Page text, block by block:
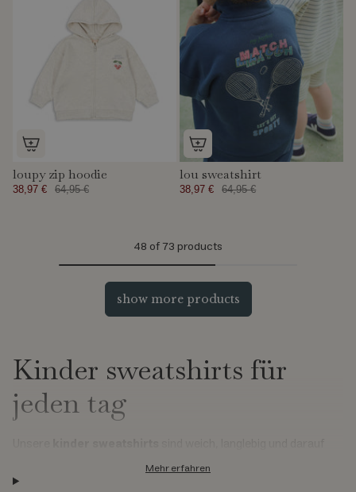
loupy zip hoodie
38,97 € 64,95 €
lou sweatshirt
38,97 € 64,95 €
48 of 73 products
show more products
Mehr erfahren
Kinder sweatshirts für
jeden tag
ausgelegt, Kinder durch den Alltag zu begleiten. Hier finden Sie
zeitlose Favoriten aus Materialien wie ökologischer Baumwolle,